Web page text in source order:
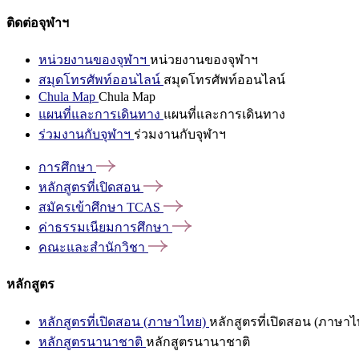
ติดต่อจุฬาฯ
หน่วยงานของจุฬาฯ หน่วยงานของจุฬาฯ
สมุดโทรศัพท์ออนไลน์ สมุดโทรศัพท์ออนไลน์
Chula Map Chula Map
แผนที่และการเดินทาง แผนที่และการเดินทาง
ร่วมงานกับจุฬาฯ ร่วมงานกับจุฬาฯ
การศึกษา
หลักสูตรที่เปิดสอน
สมัครเข้าศึกษา TCAS
ค่าธรรมเนียมการศึกษา
คณะและสำนักวิชา
หลักสูตร
หลักสูตรที่เปิดสอน (ภาษาไทย) หลักสูตรที่เปิดสอน (ภาษาไ
หลักสูตรนานาชาติ หลักสูตรนานาชาติ